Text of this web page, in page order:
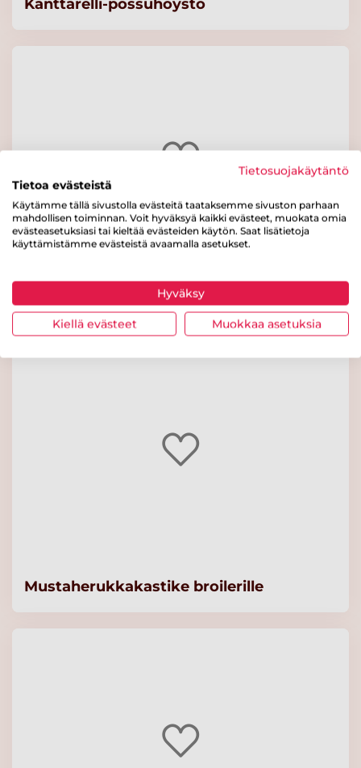
Kanttarelli-possuhöystö
Tonnikalapastavuoka
Mustaherukkakastike broilerille
Tietosuojakäytäntö
Tietoa evästeistä
Käytämme tällä sivustolla evästeitä taataksemme sivuston parhaan
mahdollisen toiminnan. Voit hyväksyä kaikki evästeet, muokata omia
evästeasetuksiasi tai kieltää evästeiden käytön. Saat lisätietoja
käyttämistämme evästeistä avaamalla asetukset.
Hyväksy
Kiellä evästeet Muokkaa asetuksia